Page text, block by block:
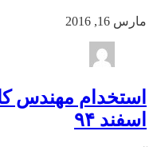
مارس 16, 2016
اسفند ۹۴